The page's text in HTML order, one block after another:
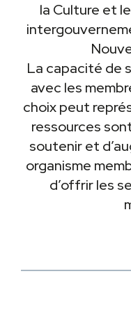
la Culture et
La capacité de
avec les
choix peut
ressources
soutenir et
organisme
d’offrir les